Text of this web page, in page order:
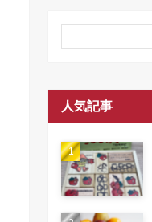
人気記事